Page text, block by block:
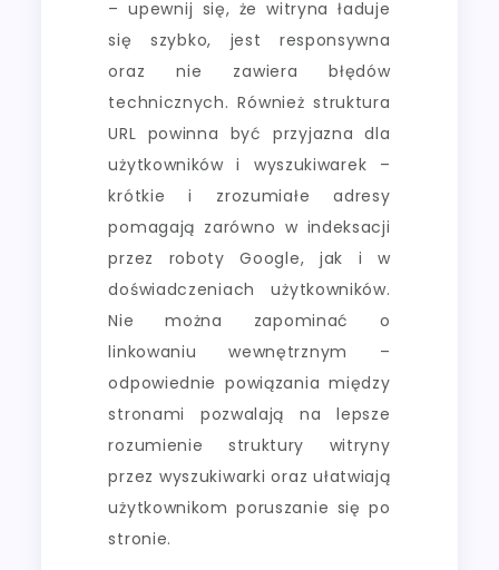
– upewnij się, że witryna ładuje
się szybko, jest responsywna
oraz nie zawiera błędów
technicznych. Również struktura
URL powinna być przyjazna dla
użytkowników i wyszukiwarek –
krótkie i zrozumiałe adresy
pomagają zarówno w indeksacji
przez roboty Google, jak i w
doświadczeniach użytkowników.
Nie można zapominać o
linkowaniu wewnętrznym –
odpowiednie powiązania między
stronami pozwalają na lepsze
rozumienie struktury witryny
przez wyszukiwarki oraz ułatwiają
użytkownikom poruszanie się po
stronie.